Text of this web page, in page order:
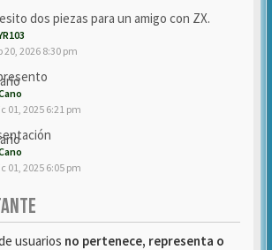
dos piezas para un amigo con ZX.
20, 2026 8:30 pm
01, 2025 6:21 pm
01, 2025 6:05 pm
usuarios no pertenece, representa o